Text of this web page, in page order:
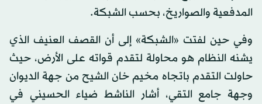
المدفعية والصواريخ، بحسب الشبكة.
وفي حين لفتت «الشبكة» إلى أن القصف العنيف الذي
يشنه النظام هو محاولة لتقدم قواته على الأرض، حيث
حاولت التقدم باتجاه مخيم خان الشيح من جهة الديوان
وجهة جامع التقي، أشار الناشط ضياء الحسيني في